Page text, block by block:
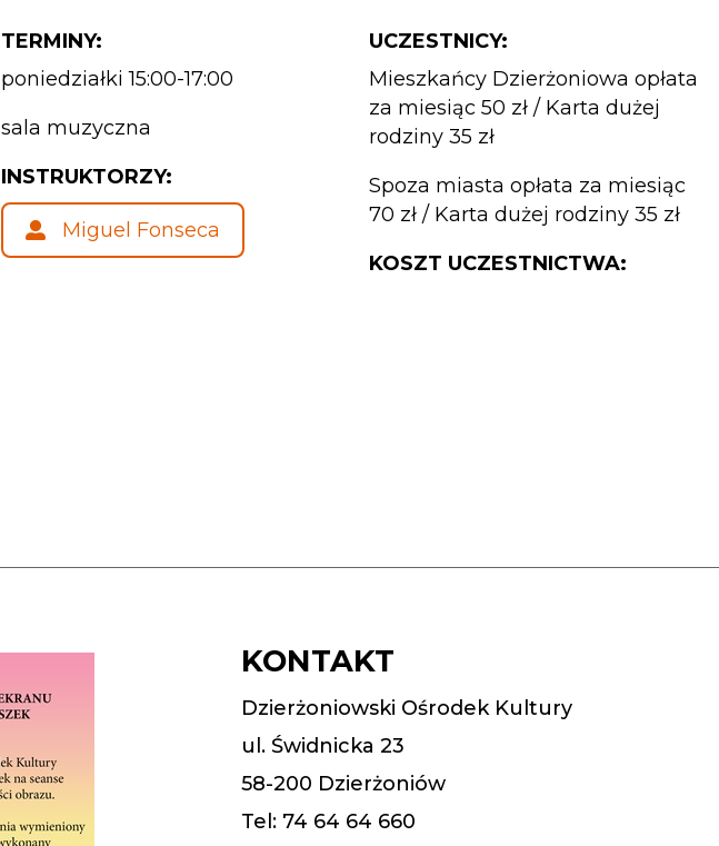
TERMINY:
poniedziałki 15:00-17:00
sala muzyczna
INSTRUKTORZY:
Miguel Fonseca
UCZESTNICY:
Mieszkańcy Dzierżoniowa opłata
za miesiąc 50 zł / Karta dużej
rodziny 35 zł
Spoza miasta opłata za miesiąc
70 zł / Karta dużej rodziny 35 zł
KOSZT UCZESTNICTWA:
KONTAKT
Dzierżoniowski Ośrodek Kultury
ul. Świdnicka 23
58-200 Dzierżoniów
Tel: 74 64 64 660